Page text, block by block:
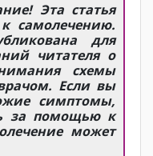
Эта статья
самолечению.
для
читателя о
схемы
Если вы
симптомы,
за помощью к
может